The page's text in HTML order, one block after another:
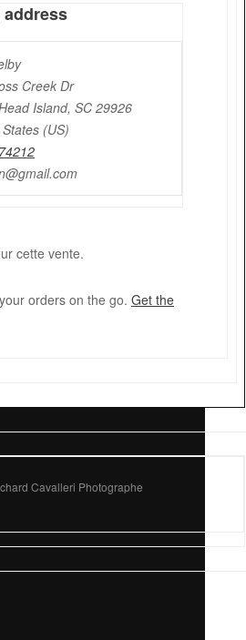
Creek Dr
Island, SC 29926
(US)
cette vente.
orders on the go. Get the
Cavalleri Photographe